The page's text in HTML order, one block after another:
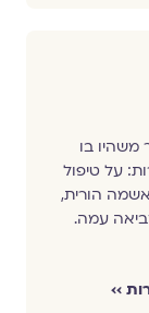
משהיו בו
על טיפול
הורית,
עמה.
››